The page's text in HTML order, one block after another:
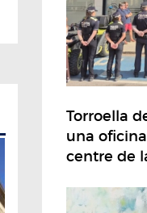
Torroella
una
centre de